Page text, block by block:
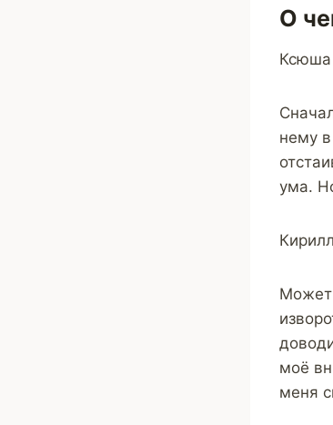
О
Ксюша
нему
ума.
Кирилл
Может
моё
меня